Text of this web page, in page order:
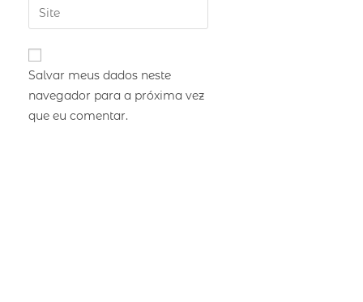
Salvar meus dados neste
navegador para a próxima vez
que eu comentar.